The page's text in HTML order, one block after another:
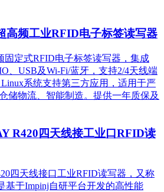
高频工业RFID电子标签读写器
固定式RFID电子标签读写器，集成
、USB及Wi-Fi/蓝牙，支持2/4天线端
系统支持第三方应用，适用于严
储物流、智能制造。提供一年质保及
R420四天线接工业口RFID读
四天线接口工业RFID读写器，又称
基于Impinj自研平台开发的高性能